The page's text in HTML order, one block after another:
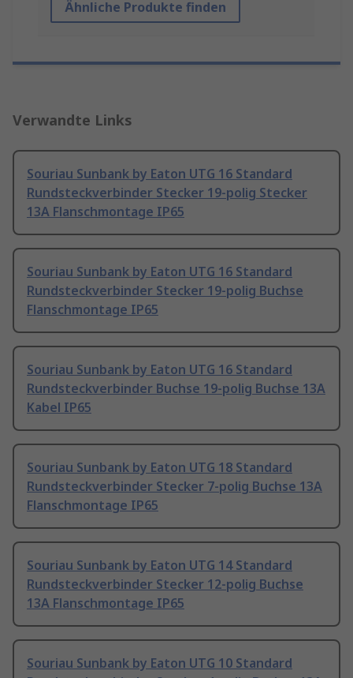
Ähnliche Produkte finden
Verwandte Links
Souriau Sunbank by Eaton UTG 16 Standard
Rundsteckverbinder Stecker 19-polig Stecker
13A Flanschmontage IP65
Souriau Sunbank by Eaton UTG 16 Standard
Rundsteckverbinder Stecker 19-polig Buchse
Flanschmontage IP65
Souriau Sunbank by Eaton UTG 16 Standard
Rundsteckverbinder Buchse 19-polig Buchse 13A
Kabel IP65
Souriau Sunbank by Eaton UTG 18 Standard
Rundsteckverbinder Stecker 7-polig Buchse 13A
Flanschmontage IP65
Souriau Sunbank by Eaton UTG 14 Standard
Rundsteckverbinder Stecker 12-polig Buchse
13A Flanschmontage IP65
Souriau Sunbank by Eaton UTG 10 Standard